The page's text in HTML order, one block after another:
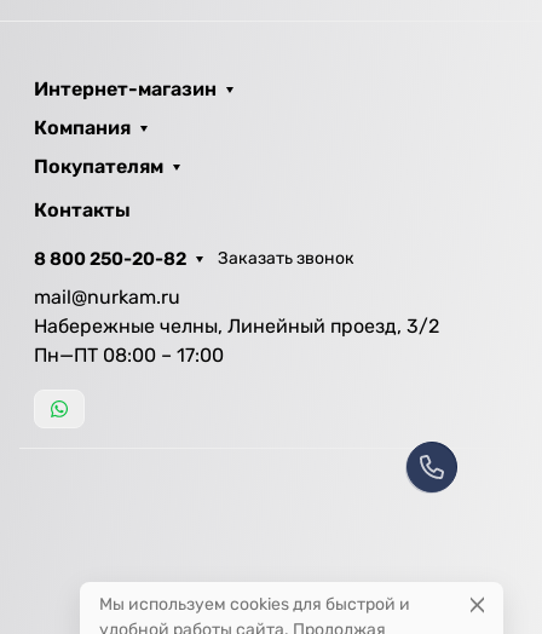
Интернет-магазин
Компания
Покупателям
Контакты
8 800 250-20-82 Заказать звонок
mail@nurkam.ru
Набережные челны, Линейный проезд, 3/2
Пн—ПТ 08:00 – 17:00
Мы используем cookies для быстрой и
удобной работы сайта. Продолжая